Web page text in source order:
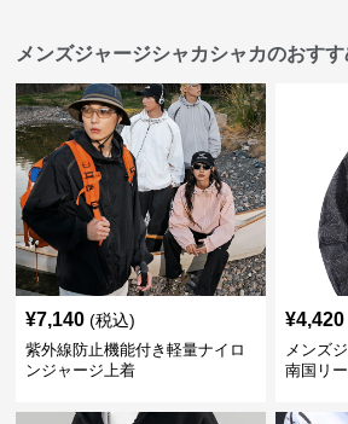
メンズジャージシャカシャカのおす
¥7,140 (税込)
紫外線防止機能付き軽量ナイロ
ンジャージ上着
¥4,420
メンズ
南国リ